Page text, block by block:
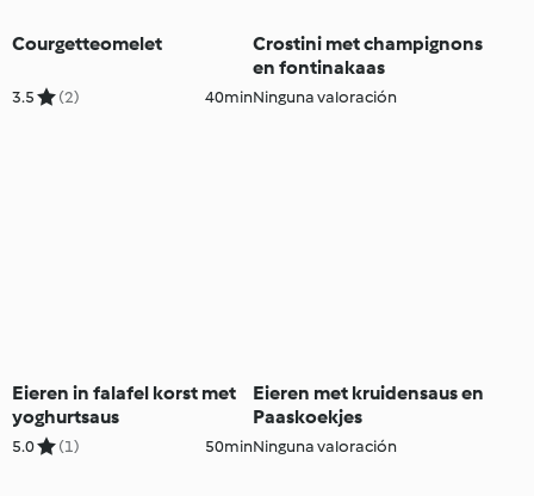
Courgetteomelet
3.5 (2) 40min
Crostini met champignons
en fontinakaas
Ninguna valoración
Eieren in falafel korst met
yoghurtsaus
5.0 (1) 50min
Eieren met kruidensaus en
Paaskoekjes
Ninguna valoración